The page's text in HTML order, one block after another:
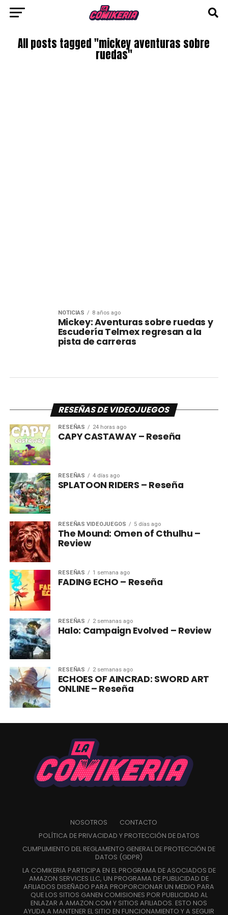
All posts tagged "mickey aventuras sobre
ruedas"
NOTICIAS 8 años ago
Mickey: Aventuras sobre ruedas y
Escudería Telmex regresan a la
pista de carreras
RESEÑAS DE VIDEOJUEGOS
RESEÑAS 24 horas ago
CAPY CASTAWAY – Reseña
RESEÑAS 4 días ago
SPLATOON RIDERS – Reseña
RESEÑAS VIDEOJUEGOS 5 días ago
The Mound: Omen of Cthulhu –
Review
RESEÑAS 1 semana ago
FADING ECHO – Reseña
RESEÑAS 2 semanas ago
Halo: Campaign Evolved – Review
RESEÑAS 2 semanas ago
ECHOES OF AINCRAD: SWORD ART
ONLINE – Reseña
NOSOTROS
CONTACTO
POLÍTICA DE PRIVACIDAD Y PROTECCIÓN DE DATOS
CUMPLIMIENTO DEL REGLAMENTO GENERAL DE PROTECCIÓN DE
DATOS (GDPR)
LA COMIKERIA PARTICIPA EN EL PROGRAMA DE ASOCIADOS DE
AMAZON SERVICES LLC, UN PROGRAMA DE PUBLICIDAD DE
AFILIADOS DISEÑADO PARA PROPORCIONAR UN MEDIO PARA
QUE LOS SITIOS GANEN COMISIONES POR PUBLICIDAD AL
ENLAZAR A AMAZON.COM Y SITIOS AFILIADOS. ESTO NOS
AYUDA A MANTENER EL SITIO EN FUNCIONAMIENTO Y A SEGUIR